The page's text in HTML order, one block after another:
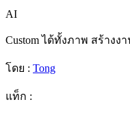
AI
Custom ได้ทั้งภาพ สร้างง
โดย : Tong
แท็ก :